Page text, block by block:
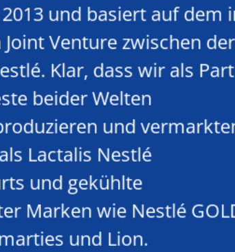
und basiert auf dem
Venture zwischen der
Klar, dass wir als
beider Welten
und
Lactalis Nestlé
und gekühlte
Marken wie Nestlé
und Lion.